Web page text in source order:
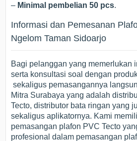
– Minimal pembelian 50 pcs.
Informasi dan Pemesanan
Ngelom Taman Sidoarjo
Bagi pelanggan yang memerlukan
serta konsultasi soal dengan
sekaligus pemasangannya
Mitra Surabaya yang adalah
Tecto, distributor bata ringan yang
sekaligus aplikatornya. Kami
pemasangan plafon PVC Tecto
profesional dalam pemasangan